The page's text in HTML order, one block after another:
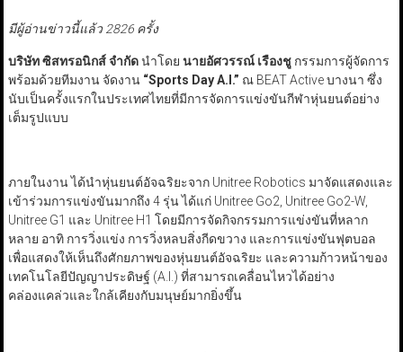
มีผู้อ่านข่าวนี้แล้ว 2826 ครั้ง
บริษัท ซิสทรอนิกส์ จำกัดนำโดย นายอัศวรรณ์ เรืองชูกรรมการผู้จัดการ
พร้อมด้วยทีมงาน จัดงาน “Sports Day A.I .” ณ BEAT Active บางนา ซึ่ง
นับเป็นครั้งแรกในประเทศไทยที่มีการจัดการแข่งขันกีฬาหุ่นยนต์อย่าง
เต็มรูปแบบ
ภายในงาน ได้นำหุ่นยนต์อัจฉริยะจาก Unitree Robotics มาจัดแสดงและ
เข้าร่วมการแข่งขันมากถึง 4 รุ่น ได้แก่ Unitree Go2, Unitree Go2-W,
Unitree G1 และ Unitree H1 โดยมีการจัดกิจกรรมการแข่งขันที่หลาก
หลาย อาทิ การวิ่งแข่ง การวิ่งหลบสิ่งกีดขวาง และการแข่งขันฟุตบอล
เพื่อแสดงให้เห็นถึงศักยภาพของหุ่นยนต์อัจฉริยะ และความก้าวหน้าของ
เทคโนโลยีปัญญาประดิษฐ์ (A.I.) ที่สามารถเคลื่อนไหวได้อย่าง
คล่องแคล่วและใกล้เคียงกับมนุษย์มากยิ่งขึ้น